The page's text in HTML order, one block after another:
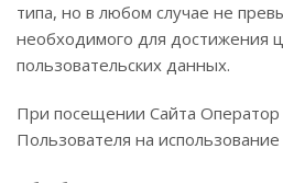
типа, но в любом случае не
необходимого для достижения
пользовательских данных.
При посещении Сайта Оператор
Пользователя на